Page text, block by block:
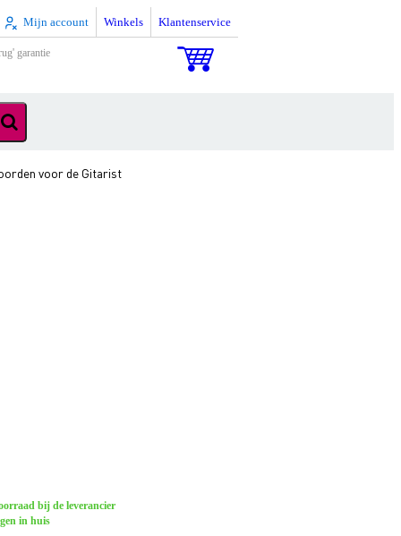
Mijn account Winkels Klantenservice
garantie
voor de Gitarist
bij de leverancier
in huis